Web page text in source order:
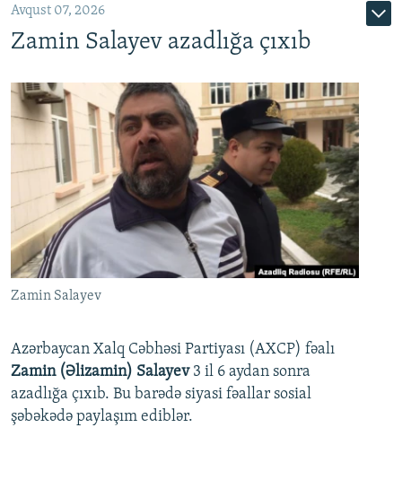
Avqust 07, 2026
Zamin Salayev azadlığa çıxıb
Zamin Salayev
Azərbaycan Xalq Cəbhəsi Partiyası (AXCP) fəalı
Zamin (Əlizamin) Salayev 3 il 6 aydan sonra
azadlığa çıxıb. Bu barədə siyasi fəallar sosial
şəbəkədə paylaşım ediblər.